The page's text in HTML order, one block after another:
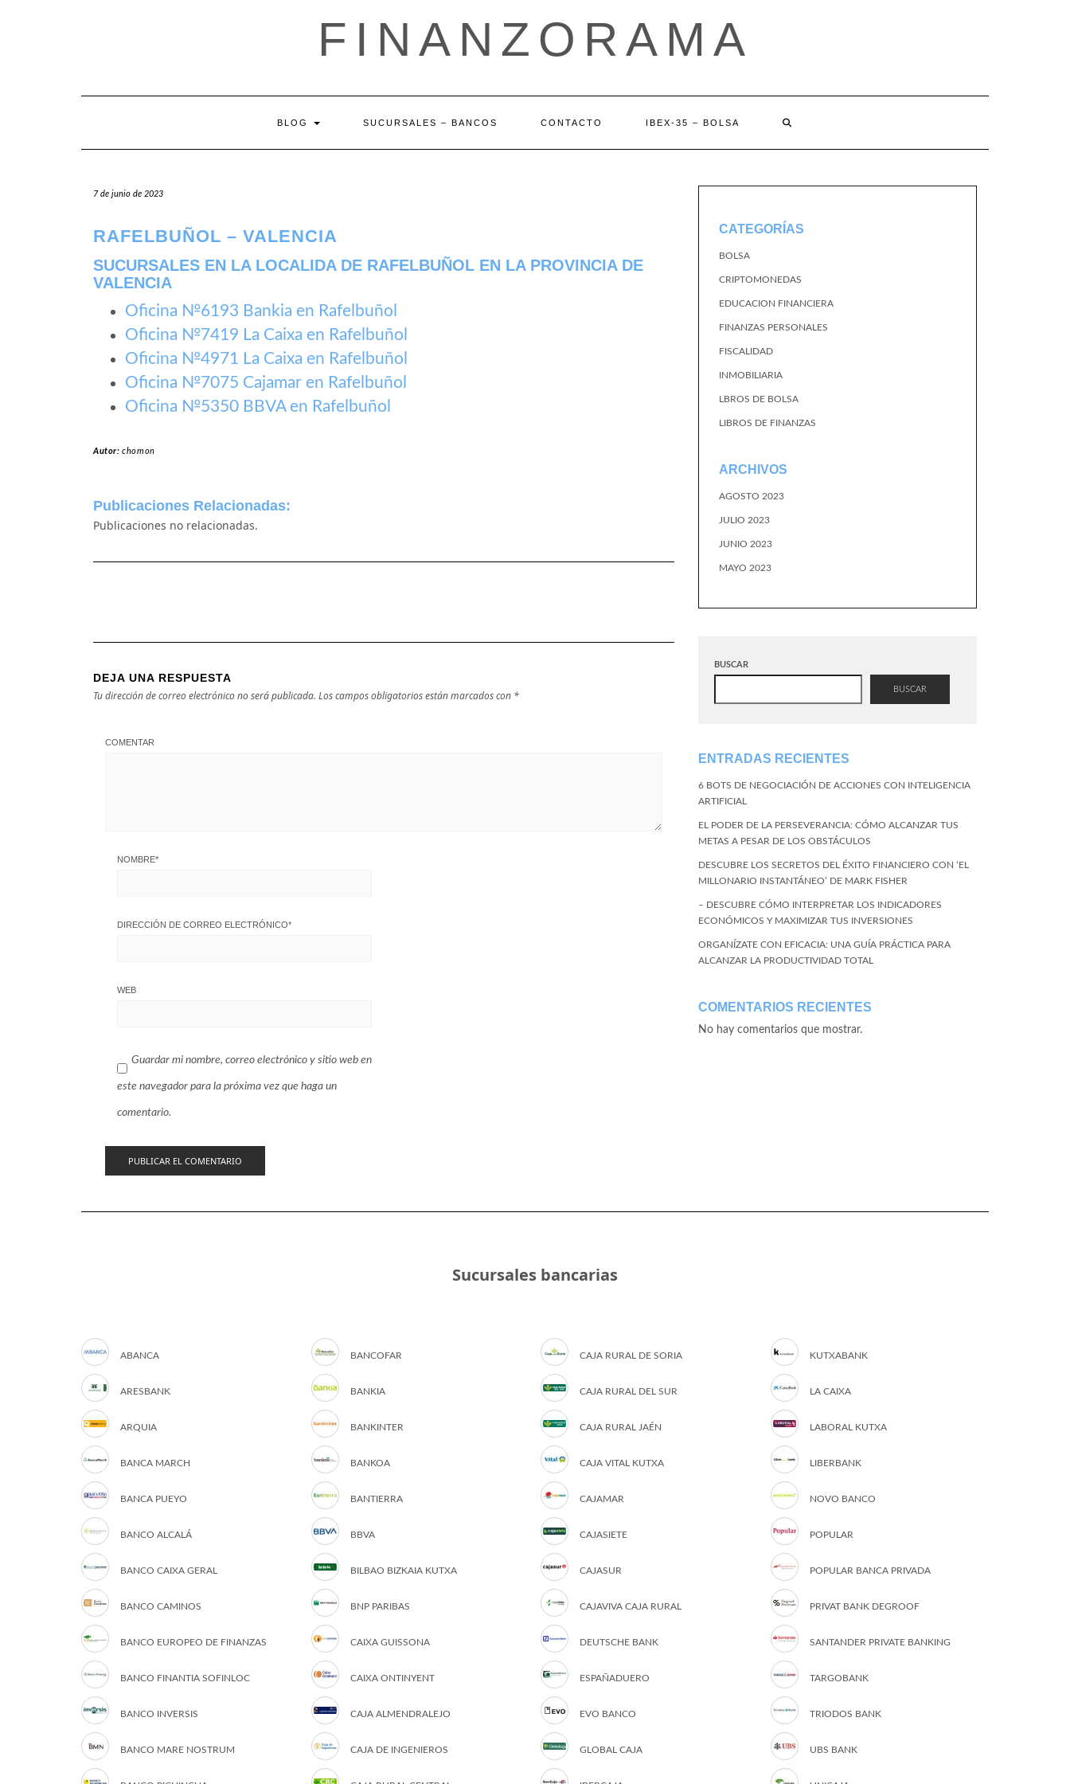
FINANZORAMA
BLOG SUCURSALES – BANCOS CONTACTO IBEX-35 – BOLSA
7 de junio de 2023
RAFELBUÑOL – VALENCIA
SUCURSALES EN LA LOCALIDA DE RAFELBUÑOL EN LA PROVINCIA DE
VALENCIA
Oficina №6193 Bankia en Rafelbuñol
Oficina №7419 La Caixa en Rafelbuñol
Oficina №4971 La Caixa en Rafelbuñol
Oficina №7075 Cajamar en Rafelbuñol
Oficina №5350 BBVA en Rafelbuñol
Autor:chomon
Publicaciones Relacionadas:
Publicaciones no relacionadas.
DEJA UNA RESPUESTA
Tu dirección de correo electrónico no será publicada. Los campos obligatorios están marcados con *
COMENTAR
NOMBRE*
DIRECCIÓN DE CORREO ELECTRÓNICO*
WEB
Guardar mi nombre, correo electrónico y sitio web en
este navegador para la próxima vez que haga un
comentario.
CATEGORÍAS
BOLSA
CRIPTOMONEDAS
EDUCACION FINANCIERA
FINANZAS PERSONALES
FISCALIDAD
INMOBILIARIA
LBROS DE BOLSA
LIBROS DE FINANZAS
ARCHIVOS
AGOSTO 2023
JULIO 2023
JUNIO 2023
MAYO 2023
BUSCAR
BUSCAR
ENTRADAS RECIENTES
6 BOTS DE NEGOCIACIÓN DE ACCIONES CON INTELIGENCIA
ARTIFICIAL
EL PODER DE LA PERSEVERANCIA: CÓMO ALCANZAR TUS
METAS A PESAR DE LOS OBSTÁCULOS
DESCUBRE LOS SECRETOS DEL ÉXITO FINANCIERO CON ‘EL
MILLONARIO INSTANTÁNEO’ DE MARK FISHER
– DESCUBRE CÓMO INTERPRETAR LOS INDICADORES
ECONÓMICOS Y MAXIMIZAR TUS INVERSIONES
ORGANÍZATE CON EFICACIA: UNA GUÍA PRÁCTICA PARA
ALCANZAR LA PRODUCTIVIDAD TOTAL
COMENTARIOS RECIENTES
No hay comentarios que mostrar.
Sucursales bancarias
ABANCA
ARESBANK
ARQUIA
BANCA MARCH
BANCA PUEYO
BANCO ALCALÁ
BANCO CAIXA GERAL
BANCO CAMINOS
BANCO EUROPEO DE FINANZAS
BANCO FINANTIA SOFINLOC
BANCO INVERSIS
BANCO MARE NOSTRUM
BANCOFAR
BANKIA
BANKINTER
BANKOA
BANTIERRA
BBVA
BILBAO BIZKAIA KUTXA
BNP PARIBAS
CAIXA GUISSONA
CAIXA ONTINYENT
CAJA ALMENDRALEJO
CAJA DE INGENIEROS
CAJA RURAL DE SORIA
CAJA RURAL DEL SUR
CAJA RURAL JAÉN
CAJA VITAL KUTXA
CAJAMAR
CAJASIETE
CAJASUR
CAJAVIVA CAJA RURAL
DEUTSCHE BANK
ESPAÑADUERO
EVO BANCO
GLOBAL CAJA
KUTXABANK
LA CAIXA
LABORAL KUTXA
LIBERBANK
NOVO BANCO
POPULAR
POPULAR BANCA PRIVADA
PRIVAT BANK DEGROOF
SANTANDER PRIVATE BANKING
TARGOBANK
TRIODOS BANK
UBS BANK